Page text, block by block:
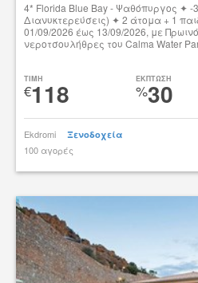
4* Florida Blue Bay - Ψαθόπυργος ✦ -
Διανυκτερεύσεις) ✦ 2 άτομα + 1
01/09/2026 έως 13/09/2026, με
νεροτσουλήθρες του Calma Water
TIMH
€118 ΕΚΠΤΩΣΗ
%30
Ekdromi Ξενοδοχεία
100 αγορές